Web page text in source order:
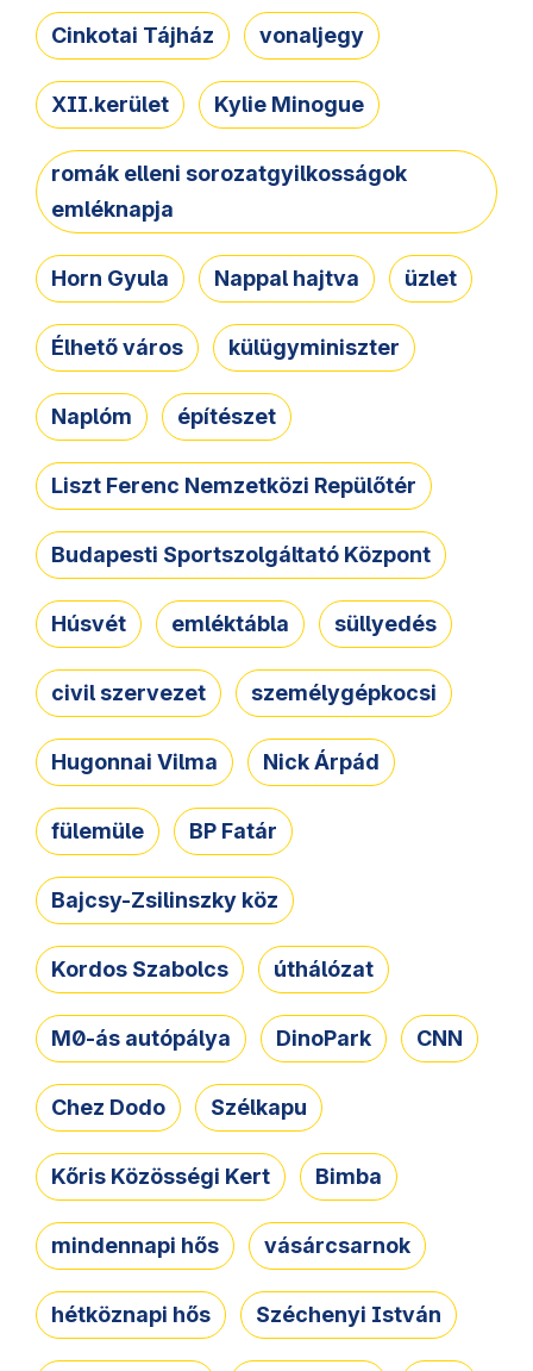
Cinkotai Tájház vonaljegy
XII.kerület Kylie Minogue
romák elleni sorozatgyilkosságok
emléknapja
Horn Gyula Nappal hajtva üzlet
Élhető város külügyminiszter
Naplóm építészet
Liszt Ferenc Nemzetközi Repülőtér
Budapesti Sportszolgáltató Központ
Húsvét emléktábla süllyedés
civil szervezet személygépkocsi
Hugonnai Vilma Nick Árpád
fülemüle BP Fatár
Bajcsy-Zsilinszky köz
Kordos Szabolcs úthálózat
M0-ás autópálya DinoPark CNN
Chez Dodo Szélkapu
Kőris Közösségi Kert Bimba
mindennapi hős vásárcsarnok
hétköznapi hős Széchenyi István